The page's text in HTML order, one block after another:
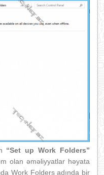
“Set up Work Folders”
olan əməliyyatlar həyata
Work Folders adında bir